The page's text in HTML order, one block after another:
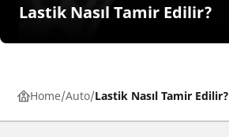
Lastik Nasıl Tamir Edilir?
Home Auto Lastik Nasıl Tamir Edilir?